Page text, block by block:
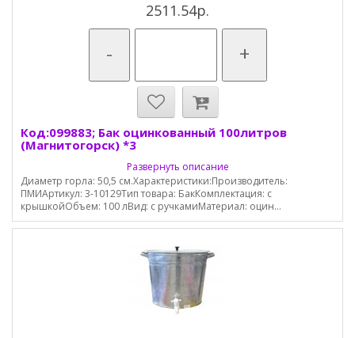
2511.54р.
- +
Код:099883; Бак оцинкованный 100литров
(Магнитогорск) *3
Развернуть описание
Диаметр горла: 50,5 см.Характеристики:Производитель:
ПМИАртикул: 3-10129Тип товара: БакКомплектация: с
крышкойОбъем: 100 лВид: с ручкамиМатериал: оцин...